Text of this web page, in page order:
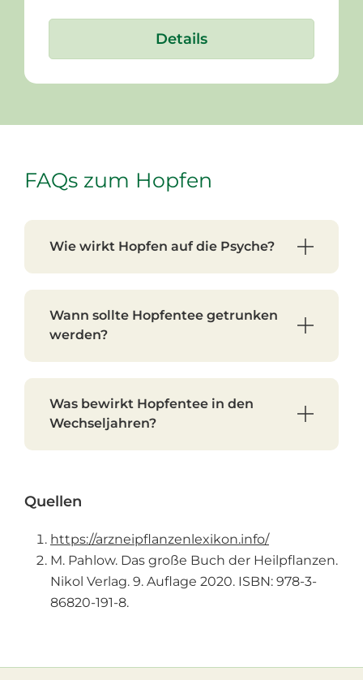
Details
FAQs zum Hopfen
Wie wirkt Hopfen auf die Psyche?
Wann sollte Hopfentee getrunken
werden?
Was bewirkt Hopfentee in den
Wechseljahren?
Quellen
https://arzneipflanzenlexikon.info/
M. Pahlow. Das große Buch der Heilpflanzen.
Nikol Verlag. 9. Auflage 2020. ISBN: 978-3-
86820-191-8.